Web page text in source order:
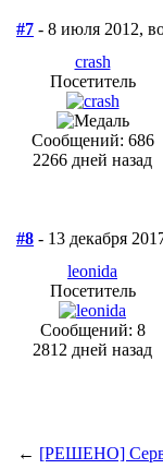
#7 - 8 июля 2012,
crash
Посетитель
Сообщений: 686
2266 дней назад
#8 - 13 декабря
leonida
Посетитель
Сообщений: 8
2812 дней назад
← [РЕШЕНО]